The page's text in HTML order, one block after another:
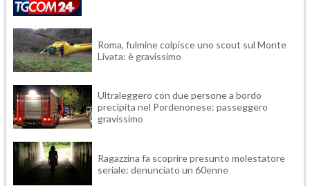
Roma, fulmine colpisce uno scout sul Monte
Livata: è gravissimo
Ultraleggero con due persone a bordo
precipita nel Pordenonese: passeggero
gravissimo
Ragazzina fa scoprire presunto molestatore
seriale: denunciato un 60enne